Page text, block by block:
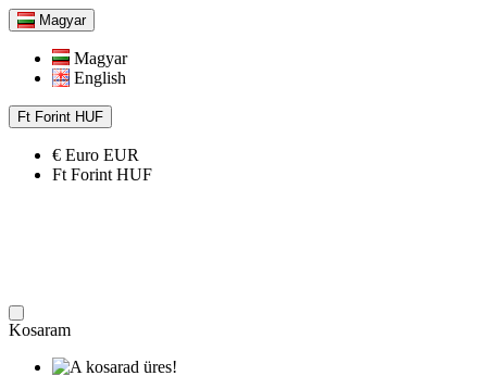
Magyar
Magyar
English
Ft Forint HUF
€ Euro EUR
Ft Forint HUF
Kosaram